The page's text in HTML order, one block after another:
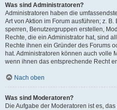
Was sind Administratoren?
Administratoren haben die
Art von Aktion im Forum ausführen; z.
sperren, Benutzergruppen erstellen,
Rechte, die ein Administrator hat, sind
Rechte ihnen ein Gründer des Forums
hat. Administratoren können auch volle
wenn ihnen das entsprechende Recht
Nach oben
Was sind Moderatoren?
Die Aufgabe der Moderatoren ist es,